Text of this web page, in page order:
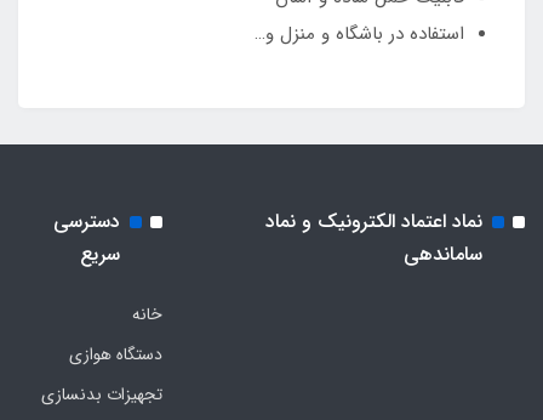
استفاده در باشگاه و منزل و…
نماد اعتماد الکترونیک و نماد
ساماندهی
دسترسی
سریع
خانه
دستگاه هوازی
تجهیزات بدنسازی